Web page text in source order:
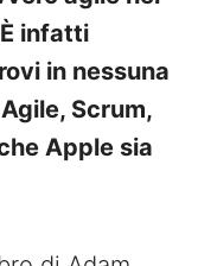
infatti
in nessuna
Scrum,
Apple sia